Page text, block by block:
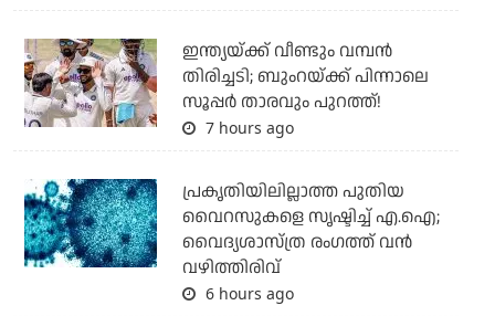
ഇന്ത്യയ്ക്ക് വീണ്ടും വമ്പന്‍
തിരിച്ചടി; ബുംറയ്ക്ക് പിന്നാലെ
സൂപ്പര്‍ താരവും പുറത്ത്!
7 hours ago
പ്രകൃതിയിലില്ലാത്ത പുതിയ
വൈറസുകളെ സൃഷ്ടിച്ച് എ.ഐ;
വൈദ്യശാസ്ത്ര രംഗത്ത് വന്‍
വഴിത്തിരിവ്
6 hours ago